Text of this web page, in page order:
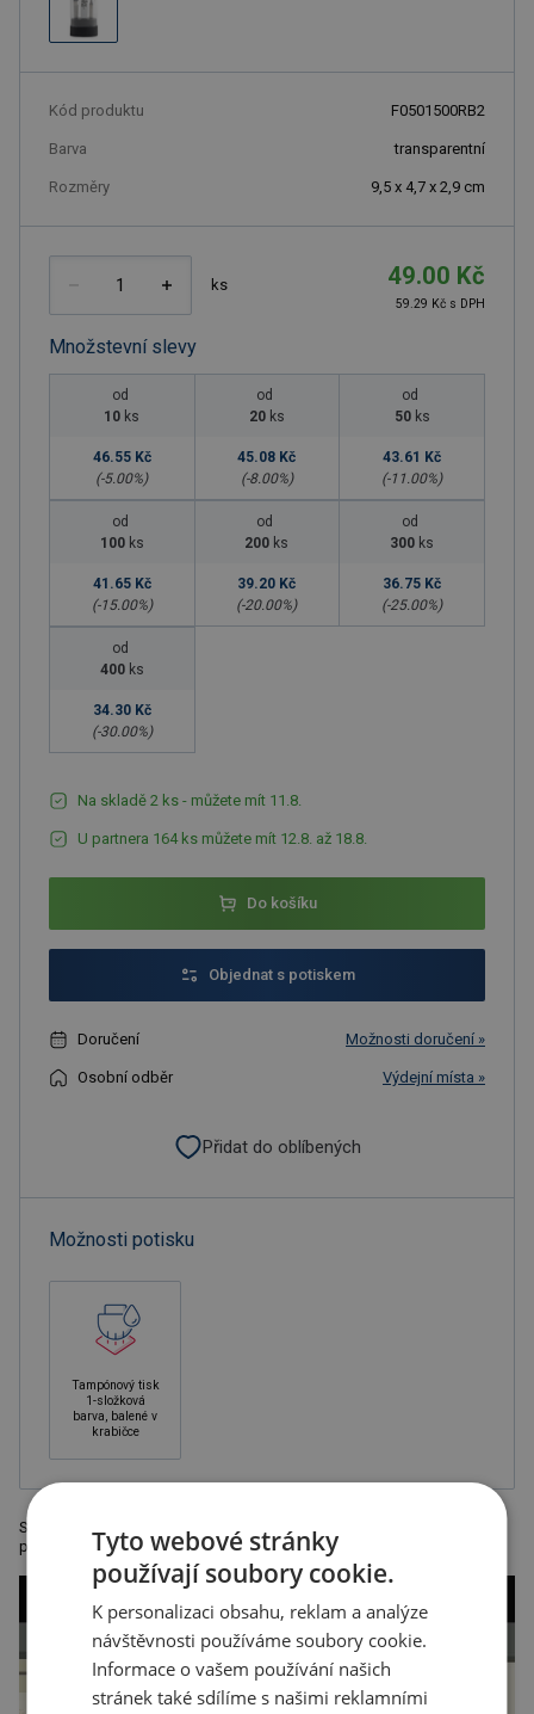
Kód produktu F0501500RB2
Barva transparentní
Rozměry 9,5 x 4,7 x 2,9 cm
ks 49.00 Kč
59.29 Kč s DPH
Množstevní slevy
od
10 ks
46.55 Kč
(-5.00%)
od
20 ks
45.08 Kč
(-8.00%)
od
50 ks
43.61 Kč
(-11.00%)
od
100 ks
41.65 Kč
(-15.00%)
od
200 ks
39.20 Kč
(-20.00%)
od
300 ks
36.75 Kč
(-25.00%)
od
400 ks
34.30 Kč
(-30.00%)
Na skladě 2 ks - můžete mít 11.8.
U partnera 164 ks můžete mít 12.8. až 18.8.
Do košíku
Objednat s potiskem
Doručení Možnosti doručení »
Osobní odběr Výdejní místa »
Přidat do oblíbených
Možnosti potisku
Tampónový tisk
1-složková
barva, balené v
krabičce
Sada na manikúru LYON, 4 ks: obsahuje pilník na nehty, nůžky a kleště, v
průhledném boxuTyto webové stránky
používají soubory cookie.
K personalizaci obsahu, reklam a analýze
návštěvnosti používáme soubory cookie.
Informace o vašem používání našich
stránek také sdílíme s našimi reklamními